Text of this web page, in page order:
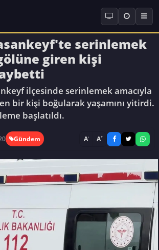
serinlemek
giren kişi
ilçesinde serinlemek amacıyla
bir kişi boğularak yaşamını yitirdi.
başlatıldı.
Gündem A- A+